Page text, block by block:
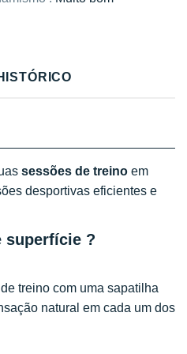
sessões de treino em
desportivas eficientes e
superfície ?
treino com uma sapatilha
natural em cada um dos